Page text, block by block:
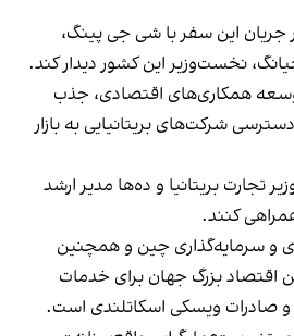
جریان این سفر با شی جی پینگ،
نخست‌وزیر این کشور دیدار کند.
همکاری‌های اقتصادی، جذب
شرکت‌های بریتانیایی به بازار
تجارت بریتانیا و ده‌ها مدیر ارشد
کنند.
و سرمایه‌گذاری چین و همچنین
اقتصاد بزرگ جهان برای خدمات
صادرات ویسکی اسکاتلندی است.